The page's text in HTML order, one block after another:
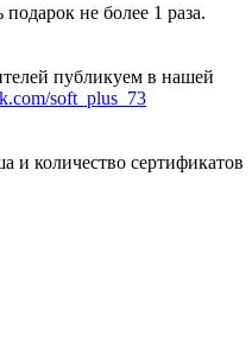
не более 1 раза.
публикуем в нашей
soft_plus_73
и количество сертификатов